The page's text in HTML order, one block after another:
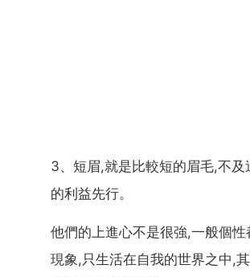
3、短眉,就是比較短的眉毛,不
的利益先行。
他們的上進心不是很強,一般個
現象,只生活在自我的世界之中,